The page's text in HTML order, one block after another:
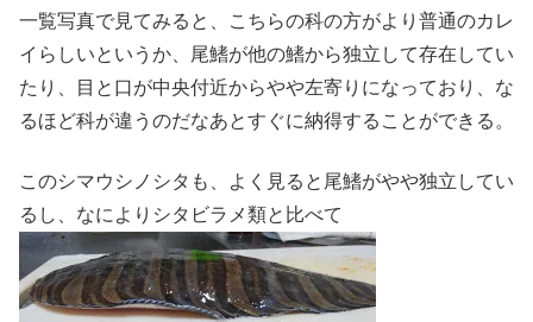
一覧写真で見てみると、こちらの科の方がより普通のカレ
イらしいというか、尾鰭が他の鰭から独立して存在してい
たり、目と口が中央付近からやや左寄りになっており、な
るほど科が違うのだなあとすぐに納得することができる。
このシマウシノシタも、よく見ると尾鰭がやや独立してい
るし、なによりシタビラメ類と比べて